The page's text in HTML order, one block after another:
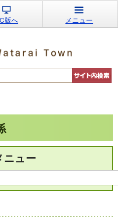
版へ メニュー
ニュー